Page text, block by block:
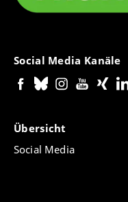
Social Media Kanäle
Übersicht
Social Media